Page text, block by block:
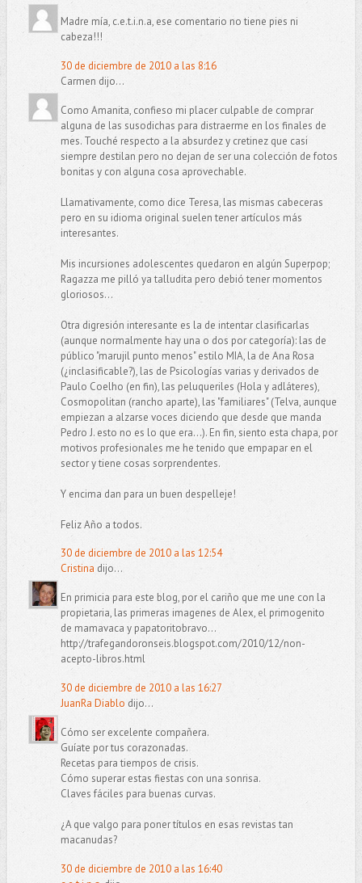
Madre mía, c.e.t.i.n.a, ese comentario no tiene pies ni
cabeza!!!
30 de diciembre de 2010 a las 8:16
Carmen dijo...
Como Amanita, confieso mi placer culpable de comprar
alguna de las susodichas para distraerme en los finales de
mes. Touché respecto a la absurdez y cretinez que casi
siempre destilan pero no dejan de ser una colección de fotos
bonitas y con alguna cosa aprovechable.
Llamativamente, como dice Teresa, las mismas cabeceras
pero en su idioma original suelen tener artículos más
interesantes.
Mis incursiones adolescentes quedaron en algún Superpop;
Ragazza me pilló ya talludita pero debió tener momentos
gloriosos...
Otra digresión interesante es la de intentar clasificarlas
(aunque normalmente hay una o dos por categoría): las de
público "marujil punto menos" estilo MIA, la de Ana Rosa
(¿inclasificable?), las de Psicologías varias y derivados de
Paulo Coelho (en fin), las peluqueriles (Hola y adláteres),
Cosmopolitan (rancho aparte), las "familiares" (Telva, aunque
empiezan a alzarse voces diciendo que desde que manda
Pedro J. esto no es lo que era...). En fin, siento esta chapa, por
motivos profesionales me he tenido que empapar en el
sector y tiene cosas sorprendentes.
Y encima dan para un buen despelleje!
Feliz Año a todos.
30 de diciembre de 2010 a las 12:54
Cristina dijo...
En primicia para este blog, por el cariño que me une con la
propietaria, las primeras imagenes de Alex, el primogenito
de mamavaca y papatoritobravo...
http://trafegandoronseis.blogspot.com/2010/12/non-
acepto-libros.html
30 de diciembre de 2010 a las 16:27
JuanRa Diablo dijo...
Cómo ser excelente compañera.
Guíate por tus corazonadas.
Recetas para tiempos de crisis.
Cómo superar estas fiestas con una sonrisa.
Claves fáciles para buenas curvas.
¿A que valgo para poner títulos en esas revistas tan
macanudas?
30 de diciembre de 2010 a las 16:40